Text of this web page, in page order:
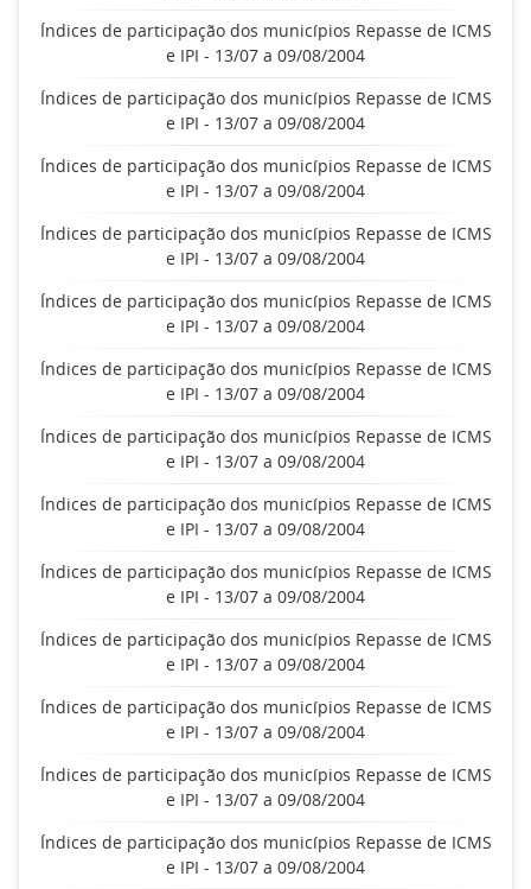
Índices de participação dos municípios Repasse de ICMS
e IPI - 13/07 a 09/08/2004
Índices de participação dos municípios Repasse de ICMS
e IPI - 13/07 a 09/08/2004
Índices de participação dos municípios Repasse de ICMS
e IPI - 13/07 a 09/08/2004
Índices de participação dos municípios Repasse de ICMS
e IPI - 13/07 a 09/08/2004
Índices de participação dos municípios Repasse de ICMS
e IPI - 13/07 a 09/08/2004
Índices de participação dos municípios Repasse de ICMS
e IPI - 13/07 a 09/08/2004
Índices de participação dos municípios Repasse de ICMS
e IPI - 13/07 a 09/08/2004
Índices de participação dos municípios Repasse de ICMS
e IPI - 13/07 a 09/08/2004
Índices de participação dos municípios Repasse de ICMS
e IPI - 13/07 a 09/08/2004
Índices de participação dos municípios Repasse de ICMS
e IPI - 13/07 a 09/08/2004
Índices de participação dos municípios Repasse de ICMS
e IPI - 13/07 a 09/08/2004
Índices de participação dos municípios Repasse de ICMS
e IPI - 13/07 a 09/08/2004
Índices de participação dos municípios Repasse de ICMS
e IPI - 13/07 a 09/08/2004